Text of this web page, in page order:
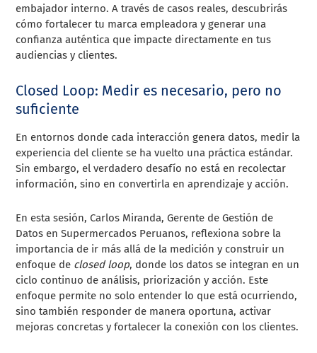
embajador interno. A través de casos reales, descubrirás
cómo fortalecer tu marca empleadora y generar una
confianza auténtica que impacte directamente en tus
audiencias y clientes.
Closed Loop: Medir es necesario, pero no
suficiente
En entornos donde cada interacción genera datos, medir la
experiencia del cliente se ha vuelto una práctica estándar.
Sin embargo, el verdadero desafío no está en recolectar
información, sino en convertirla en aprendizaje y acción.
En esta sesión, Carlos Miranda, Gerente de Gestión de
Datos en Supermercados Peruanos, reflexiona sobre la
importancia de ir más allá de la medición y construir un
enfoque de closed loop, donde los datos se integran en un
ciclo continuo de análisis, priorización y acción. Este
enfoque permite no solo entender lo que está ocurriendo,
sino también responder de manera oportuna, activar
mejoras concretas y fortalecer la conexión con los clientes.